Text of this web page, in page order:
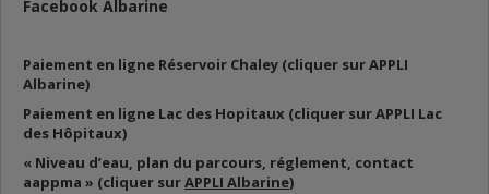
Facebook Albarine
Paiement en ligne Réservoir Chaley (cliquer sur APPLI
Albarine)
Paiement en ligne Lac des Hopitaux (cliquer sur APPLI Lac
des Hôpitaux)
« Niveau d’eau, plan du parcours, réglement, contact
aappma » (cliquer surAPPLI Albarine)